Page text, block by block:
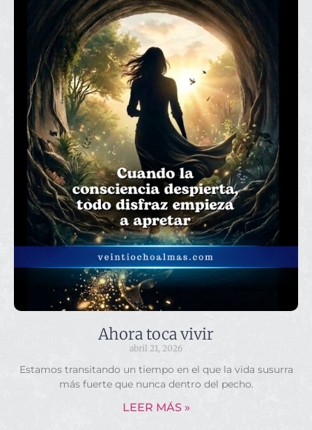
Ahora toca vivir
abril 21, 2026
Estamos transitando un tiempo en el que la vida susurra
más fuerte que nunca dentro del pecho.
LEER MÁS »